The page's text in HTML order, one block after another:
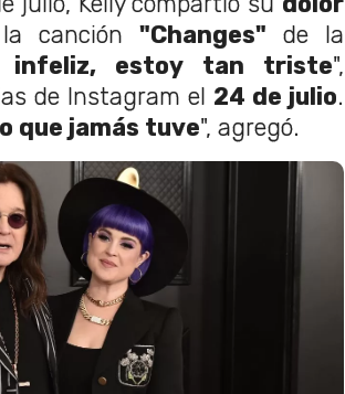
canción "Changes" de la
infeliz, estoy tan triste",
de Instagram el 24 de julio.
que jamás tuve", agregó.